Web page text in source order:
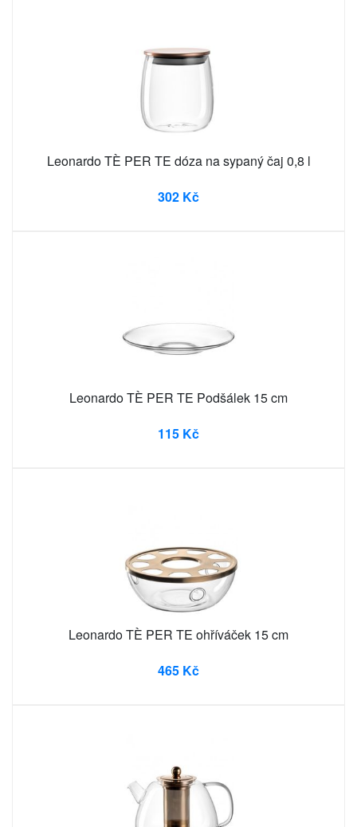
Leonardo TÈ PER TE dóza na sypaný čaj 0,8 l
302 Kč
Leonardo TÈ PER TE Podšálek 15 cm
115 Kč
Leonardo TÈ PER TE ohříváček 15 cm
465 Kč